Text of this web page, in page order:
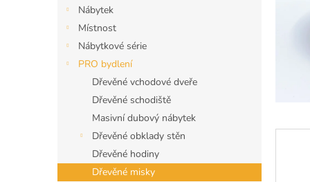
Nábytek
Místnost
Nábytkové série
PRO bydlení
Dřevěné vchodové dveře
Dřevěné schodiště
Masivní dubový nábytek
Dřevěné obklady stěn
Dřevěné hodiny
Dřevěné misky